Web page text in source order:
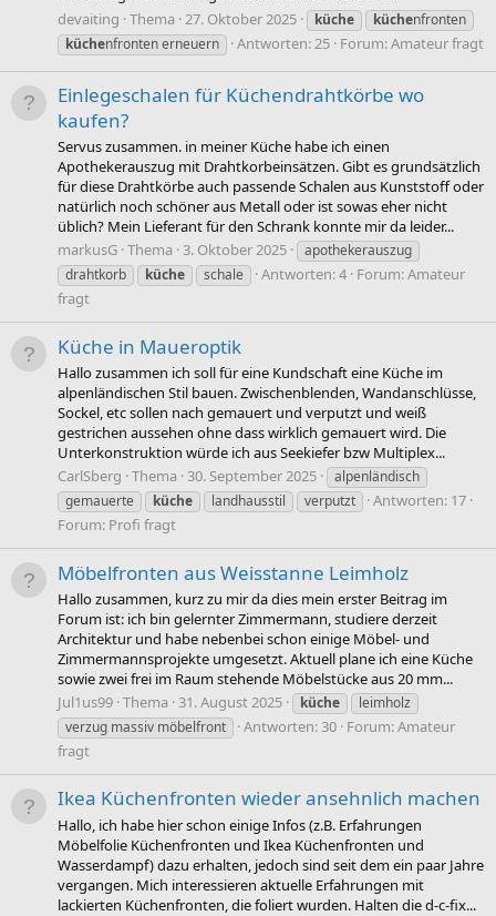
devaiting Thema 27. Oktober 2025 küche küchenfronten
küchenfronten erneuern Antworten: 25 Forum:Amateur fragt
Einlegeschalen für Küchendrahtkörbe wo
kaufen?
Servus zusammen. in meiner Küche habe ich einen
Apothekerauszug mit Drahtkorbeinsätzen. Gibt es grundsätzlich
für diese Drahtkörbe auch passende Schalen aus Kunststoff oder
natürlich noch schöner aus Metall oder ist sowas eher nicht
üblich? Mein Lieferant für den Schrank konnte mir da leider...
markusG Thema 3. Oktober 2025
apothekerauszug
drahtkorb
küche schale Antworten: 4 Forum:Amateur
fragt
Küche in Maueroptik
Hallo zusammen ich soll für eine Kundschaft eine Küche im
alpenländischen Stil bauen. Zwischenblenden, Wandanschlüsse,
Sockel, etc sollen nach gemauert und verputzt und weiß
gestrichen aussehen ohne dass wirklich gemauert wird. Die
Unterkonstruktion würde ich aus Seekiefer bzw Multiplex...
CarlSberg Thema 30. September 2025
alpenländisch
gemauerte
küche landhausstil verputzt
Antworten: 17
Forum: Profi fragt
Möbelfronten aus Weisstanne Leimholz
Hallo zusammen, kurz zu mir da dies mein erster Beitrag im
Forum ist: ich bin gelernter Zimmermann, studiere derzeit
Architektur und habe nebenbei schon einige Möbel- und
Zimmermannsprojekte umgesetzt. Aktuell plane ich eine Küche
sowie zwei frei im Raum stehende Möbelstücke aus 20 mm...
Jul1us99 Thema 31. August 2025 küche
leimholz
verzug massiv möbelfront
Antworten: 30 Forum:Amateur
fragt
Ikea Küchenfronten wieder ansehnlich machen
Hallo, ich habe hier schon einige Infos (z.B. Erfahrungen
Möbelfolie Küchenfronten und Ikea Küchenfronten und
Wasserdampf) dazu erhalten, jedoch sind seit dem ein paar Jahre
vergangen. Mich interessieren aktuelle Erfahrungen mit
lackierten Küchenfronten, die foliert wurden. Halten die d-c-fix...